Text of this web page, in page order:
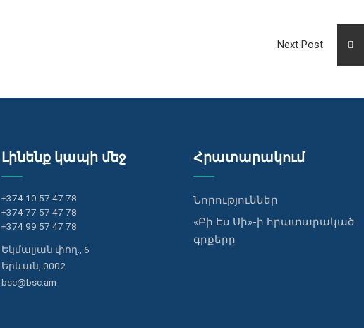
Next Post
Լինենք կապի մեջ
+374 10 57 47 78
+374 77 57 47 78
+374 99 57 47 78
Եկմալյան փող., 6
Երևան, 0002
bsc@bsc.am
Հրատարակում
Նորություններ
«Բի Էս Սի»-ի հրատարակած
գրքերը